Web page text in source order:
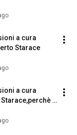
a cura
Starace
a cura
di fare